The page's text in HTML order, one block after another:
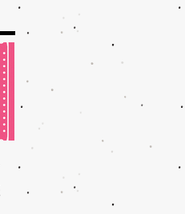
夏バテバテを脱つ、
秋ガサガサを予防